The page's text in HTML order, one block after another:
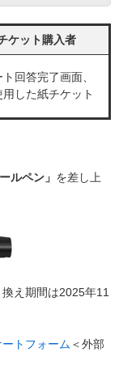
ケット購入者
回答完了画面、
した紙チケット
ルペン」 を差し上
え期間は2025年11
トフォーム ＜外部